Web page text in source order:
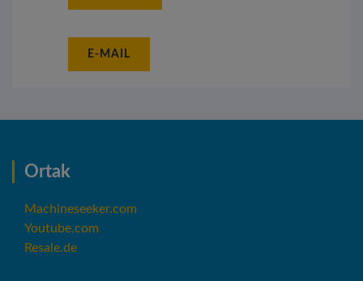
E-MAIL
Ortak
Machineseeker.com
Youtube.com
Resale.de